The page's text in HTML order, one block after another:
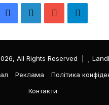
e
k
e
T
л
е
All Rights Reserved |
Реклама
Політика
Контакти